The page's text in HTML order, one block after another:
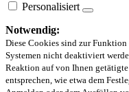
Personalisiert
Notwendig:
Diese Cookies sind zur
Systemen nicht deaktiviert
Reaktion auf von Ihnen
entsprechen, wie etwa dem